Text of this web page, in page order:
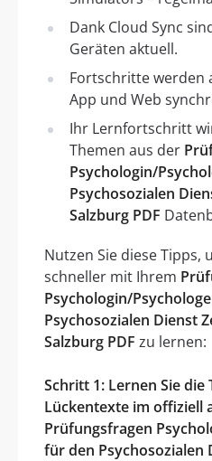
Dank Cloud Sync
Geräten aktuell.
Fortschritte werden
App und Web
Ihr Lernfortschritt
Themen aus der
Psychologin/
Psychosozialen
Salzburg PDF
Nutzen Sie diese Tipps,
schneller mit Ihrem
Psychologin/
Psychosozialen Dienst
Salzburg PDF zu lernen:
Schritt 1: Lernen Sie die
Lückentexte im offiziell
Prüfungsfragen
für den Psychosozialen